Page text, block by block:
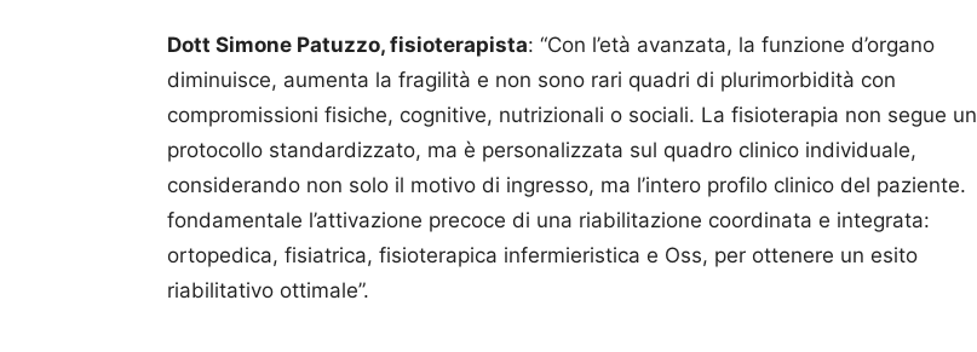
Dott Simone Patuzzo, fisioterapista: “Con l’età avanzata, la funzione d’organo
diminuisce, aumenta la fragilità e non sono rari quadri di plurimorbidità con
compromissioni fisiche, cognitive, nutrizionali o sociali. La fisioterapia non segue un
protocollo standardizzato, ma è personalizzata sul quadro clinico individuale,
considerando non solo il motivo di ingresso, ma l’intero profilo clinico del paziente.
fondamentale l’attivazione precoce di una riabilitazione coordinata e integrata:
ortopedica, fisiatrica, fisioterapica infermieristica e Oss, per ottenere un esito
riabilitativo ottimale”.